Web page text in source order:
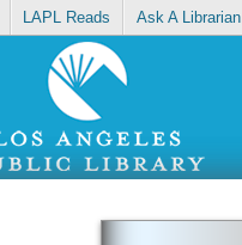
LAPL Reads Ask A Librarian